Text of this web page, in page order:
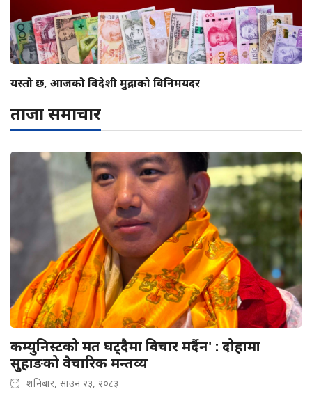
यस्तो छ, आजको विदेशी मुद्राको विनिमयदर
ताजा समाचार
कम्युनिस्टको मत घट्दैमा विचार मर्दैन' : दोहामा
सुहाङको वैचारिक मन्तव्य
शनिबार, साउन २३, २०८३